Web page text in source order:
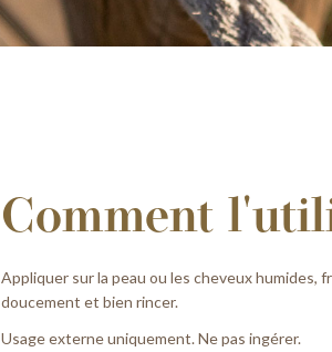
Comment
Appliquer sur la peau ou les cheveux humides,
doucement et bien rincer.
Usage externe uniquement. Ne pas ingérer.